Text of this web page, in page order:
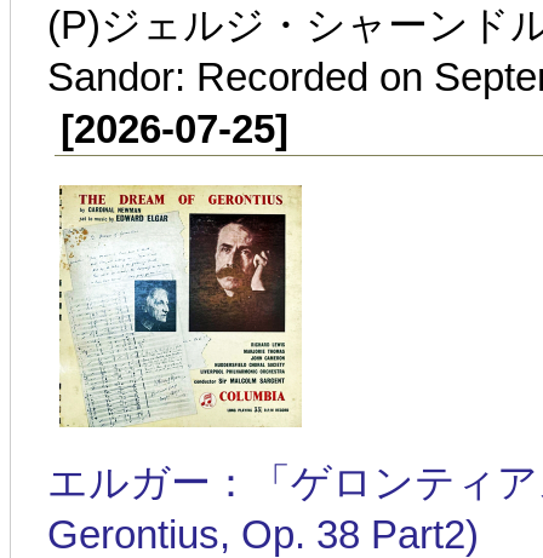
(P)ジェルジ・シャーンド
Sandor: Recorded on
[2026-07-25]
エルガー：「ゲロンティ
Gerontius, Op. 38 Part2)